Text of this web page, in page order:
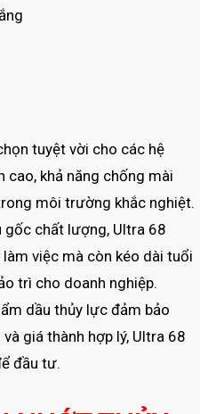
tuyệt vời cho các hệ
cao, khả năng chống mài
môi trường khắc nghiệt.
gốc chất lượng, Ultra 68
việc mà còn kéo dài tuổi
trì cho doanh nghiệp.
dầu thủy lực đảm bảo
giá thành hợp lý, Ultra 68
đầu tư.